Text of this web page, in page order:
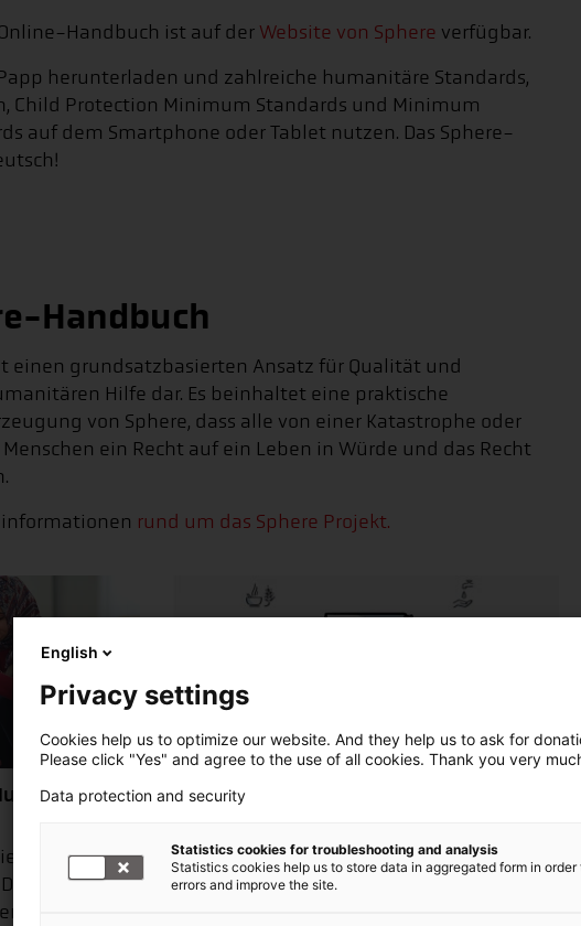
Handbuch ist auf der Website von Sphere verfügbar.
herunterladen und zahlreiche humanitäre Standards,
Child Protection Minimum Standards und Minimum
auf dem Smartphone oder Tablet nutzen. Das Sphere-
Handbuch
einen grundsatzbasierten Ansatz für Qualität und
Hilfe dar. Es beinhaltet eine praktische
von Sphere, dass alle von einer Katastrophe oder
ein Recht auf ein Leben in Würde und das Recht
rund um das Sphere Projekt.
die
Arbeit an
Die Sphere Standards
von einer Gruppe humanitärer
Nichtregierungsorganisationen und der
English
Privacy settings
Cookies help us to optimize our website. And they help us to ask for
Please click "Yes" and agree to the use of all cookies. Thank you very
Data protection and security
Statistics cookies for troubleshooting and analysis
Statistics cookies help us to store data in aggregated form in
errors and improve the site.